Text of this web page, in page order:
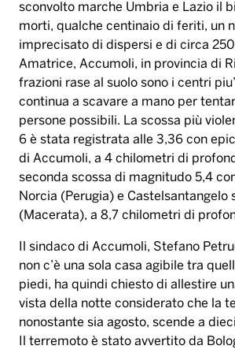
sconvolto marche Umbria e Lazio il
morti, qualche centinaio di feriti, un
imprecisato di dispersi e di circa
Amatrice, Accumoli, in provincia di
frazioni rase al suolo sono i centri
continua a scavare a mano per
persone possibili. La scossa più
6 è stata registrata alle 3,36 con
di Accumoli, a 4 chilometri di
seconda scossa di magnitudo 5,4
Norcia (Perugia) e Castelsantangelo
(Macerata), a 8,7 chilometri di
Il sindaco di Accumoli, Stefano
non c’è una sola casa agibile tra
piedi, ha quindi chiesto di allestire
vista della notte considerato che la
nonostante sia agosto, scende a
Il terremoto è stato avvertito da